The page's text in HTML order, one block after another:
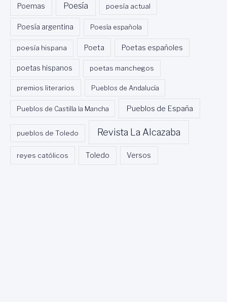
Poemas Poesía poesía actual
Poesía argentina Poesía española
poesía hispana Poeta Poetas españoles
poetas hispanos poetas manchegos
premios literarios Pueblos de Andalucía
Pueblos de Castilla la Mancha Pueblos de España
pueblos de Toledo Revista La Alcazaba
reyes católicos Toledo Versos